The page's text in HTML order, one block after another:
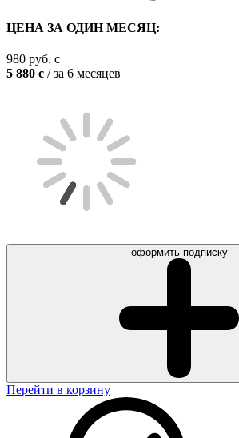
ЦЕНА ЗА ОДИН МЕСЯЦ:
980 руб. c
5 880 c / за 6 месяцев
оформить подписку
Перейти в корзину